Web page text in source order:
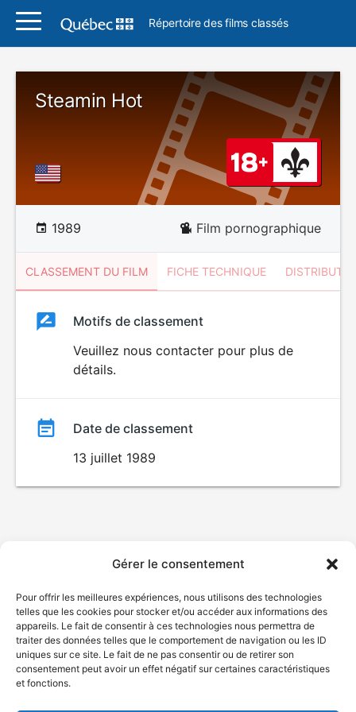
Gérer le consentement
Pour offrir les meilleures expériences, nous utilisons des technologies
telles que les cookies pour stocker et/ou accéder aux informations des
appareils. Le fait de consentir à ces technologies nous permettra de
traiter des données telles que le comportement de navigation ou les ID
uniques sur ce site. Le fait de ne pas consentir ou de retirer son
consentement peut avoir un effet négatif sur certaines caractéristiques
et fonctions.
Répertoire des films classés
Steamin Hot
1989 Film pornographique
CLASSEMENT DU FILM FICHE TECHNIQUE
ClassementClassement
Motifs de classement
Veuillez nous contacter pour plus de
détails.
Date de classement
13 juillet 1989